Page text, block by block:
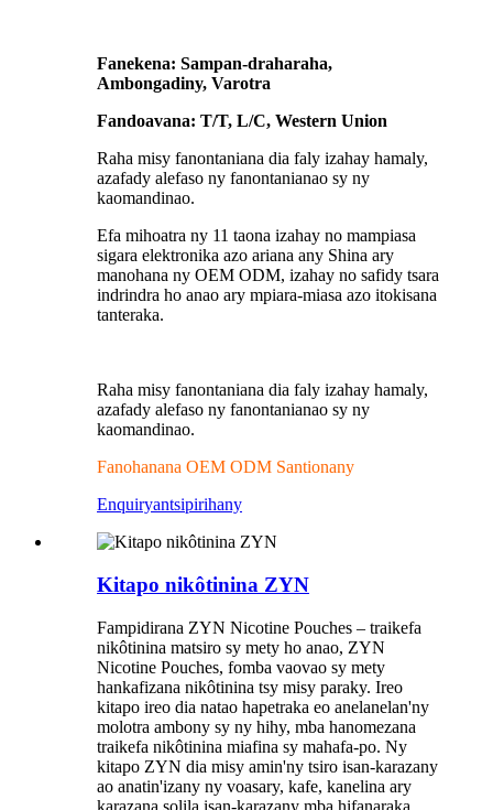
Fanekena: Sampan-draharaha,
Ambongadiny, Varotra
Fandoavana: T/T, L/C, Western Union
Raha misy fanontaniana dia faly izahay hamaly,
azafady alefaso ny fanontanianao sy ny
kaomandinao.
Efa mihoatra ny 11 taona izahay no mampiasa
sigara elektronika azo ariana any Shina ary
manohana ny OEM ODM, izahay no safidy tsara
indrindra ho anao ary mpiara-miasa azo itokisana
tanteraka.
Raha misy fanontaniana dia faly izahay hamaly,
azafady alefaso ny fanontanianao sy ny
kaomandinao.
Fanohanana OEM ODM Santionany
Enquiryantsipirihany
Kitapo nikôtinina ZYN
Fampidirana ZYN Nicotine Pouches – traikefa
nikôtinina matsiro sy mety ho anao, ZYN
Nicotine Pouches, fomba vaovao sy mety
hankafizana nikôtinina tsy misy paraky. Ireo
kitapo ireo dia natao hapetraka eo anelanelan'ny
molotra ambony sy ny hihy, mba hanomezana
traikefa nikôtinina miafina sy mahafa-po. Ny
kitapo ZYN dia misy amin'ny tsiro isan-karazany
ao anatin'izany ny voasary, kafe, kanelina ary
karazana solila isan-karazany mba hifanaraka